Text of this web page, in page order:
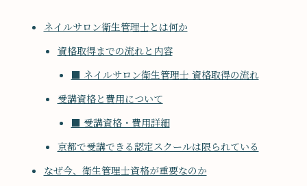
ネイルサロン衛生管理士とは何か
資格取得までの流れと内容
■ ネイルサロン衛生管理士 資格取得の流れ
受講資格と費用について
■ 受講資格・費用詳細
京都で受講できる認定スクールは限られている
なぜ今、衛生管理士資格が重要なのか